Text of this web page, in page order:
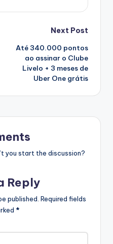
Next Post
Até 340.000 pontos
ao assinar o Clube
Livelo + 3 meses de
Uber One grátis
you start the discussion?
Reply
published. Required fields
*